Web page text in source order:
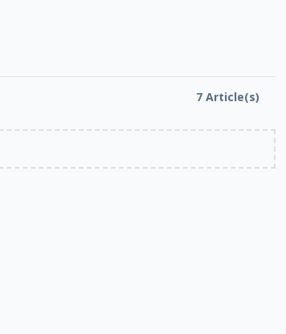
7 Article(s)